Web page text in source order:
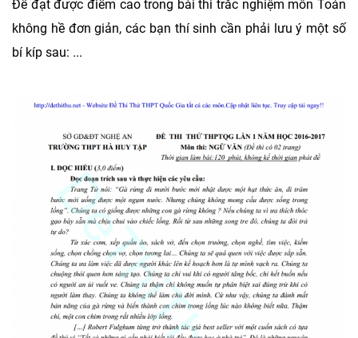
Để đạt được điểm cao trong bài thi trắc nghiệm môn Toán
không hề đơn giản, các bạn thí sinh cần phải lưu ý một số
bí kíp sau: ...